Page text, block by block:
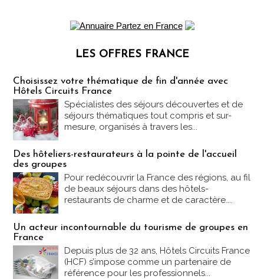
LES OFFRES FRANCE
Choisissez votre thématique de fin d'année avec
Hôtels Circuits France
Spécialistes des séjours découvertes et de
séjours thématiques tout compris et sur-
mesure, organisés à travers les...
Des hôteliers-restaurateurs à la pointe de l'accueil
des groupes
Pour redécouvrir la France des régions, au fil
de beaux séjours dans des hôtels-
restaurants de charme et de caractère....
Un acteur incontournable du tourisme de groupes en
France
Depuis plus de 32 ans, Hôtels Circuits France
(HCF) s’impose comme un partenaire de
référence pour les professionnels...